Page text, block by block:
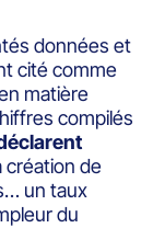
données et
cité comme
matière
compilés
création de
un taux
du